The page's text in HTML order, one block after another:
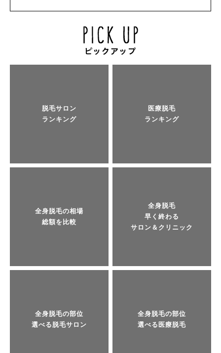
脱毛サロン
ランキング
医療脱毛
ランキング
全身脱毛の相場
総額を比較
全身脱毛
早く終わる
サロン＆クリニック
全身脱毛の部位
選べる脱毛サロン
全身脱毛の部位
選べる医療脱毛